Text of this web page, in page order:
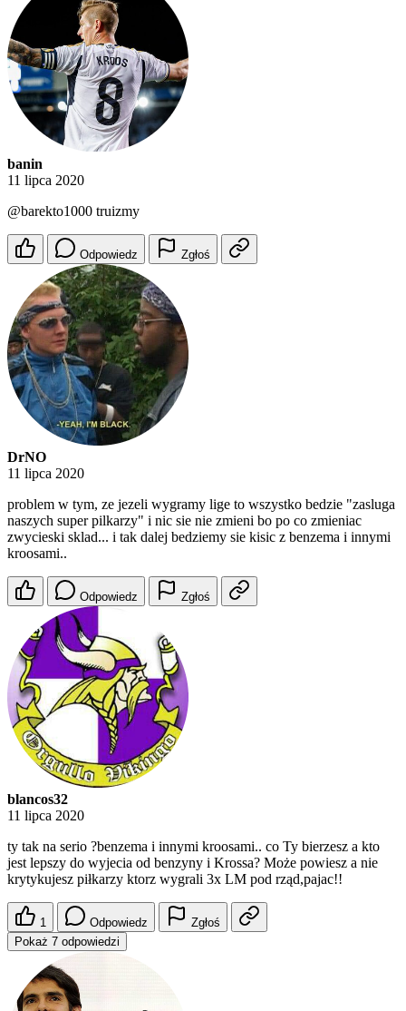
banin
11 lipca 2020
@barekto1000 truizmy
Odpowiedz Zgłoś
DrNO
11 lipca 2020
problem w tym, ze jezeli wygramy lige to wszystko bedzie "zasluga
naszych super pilkarzy" i nic sie nie zmieni bo po co zmieniac
zwycieski sklad... i tak dalej bedziemy sie kisic z benzema i innymi
kroosami..
Odpowiedz Zgłoś
blancos32
11 lipca 2020
ty tak na serio ?benzema i innymi kroosami.. co Ty bierzesz a kto
jest lepszy do wyjecia od benzyny i Krossa? Może powiesz a nie
krytykujesz piłkarzy ktorz wygrali 3x LM pod rząd,pajac!!
1 Odpowiedz
Zgłoś
Pokaż 7 odpowiedzi